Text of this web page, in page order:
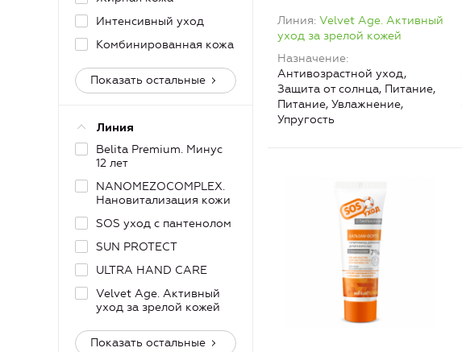
Интенсивный уход
Комбинированная кожа
Показать остальные
Линия
Belita Premium. Минус
12 лет
NANOMEZOCOMPLEX.
Нановитализация кожи
SOS уход с пантенолом
SUN PROTECT
ULTRA HAND CARE
Velvet Age. Активный
уход за зрелой кожей
Показать остальные
Линия Velvet Age. Активный
уход за зрелой кожей
Назначение
Антивозрастной уход,
Защита от солнца, Питание,
Питание, Увлажнение,
Упругость